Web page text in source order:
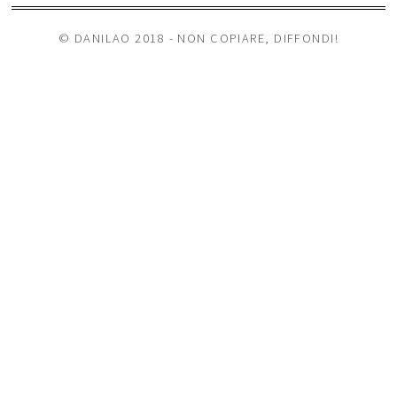
© DANILAO 2018 - NON COPIARE, DIFFONDI!